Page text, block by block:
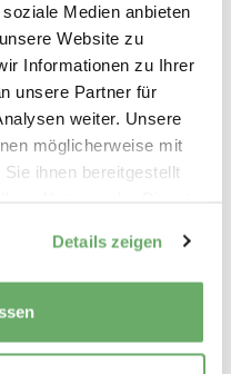
Medien anbieten
Website zu
Informationen zu Ihrer
unsere Partner für
weiter. Unsere
möglicherweise mit
ihnen bereitgestellt
Details zeigen
CHF 3000.-
LETZTE RENOVATION
1970
WOHNUNG MIT LIFT
Nein